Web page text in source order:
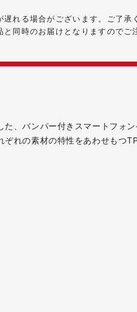
れる場合がございます。ご了承
同時のお届けとなりますのでご
、バンパー付きスマートフォン
れの素材の特性をあわせもつ